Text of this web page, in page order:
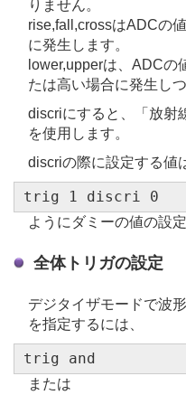
りません。
rise,fall,crossはADCの
に発生します。
lower,upperは、ADCの
たは高い場合に発生しつ
discriにすると、「放射
を使用します。
discriの際に設定する値
trig 1 discri 0
ようにダミーの値の設
全体トリガの設定
デジタイザモードで波
を指定するには、
trig and
または